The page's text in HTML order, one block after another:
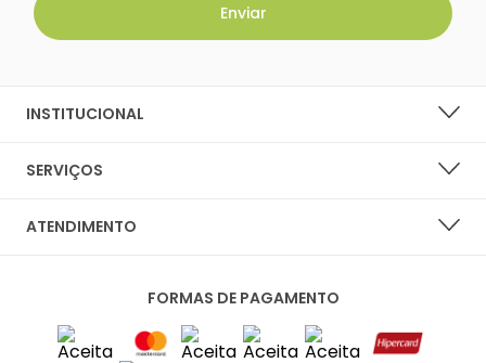
INSTITUCIONAL
PERGUNTAS FREQUENTES
POLÍTICA DE ENTREGA
SERVIÇOS
ATENDIMENTO
SAC
FORMAS DE PAGAMENTO